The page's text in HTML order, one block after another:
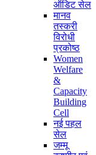
ऑडिट सेल
मानव
तस्करी
विरोधी
प्रकोष्ठ
Women
Welfare
&
Capacity
Building
Cell
नई पहल
सेल
जम्मू